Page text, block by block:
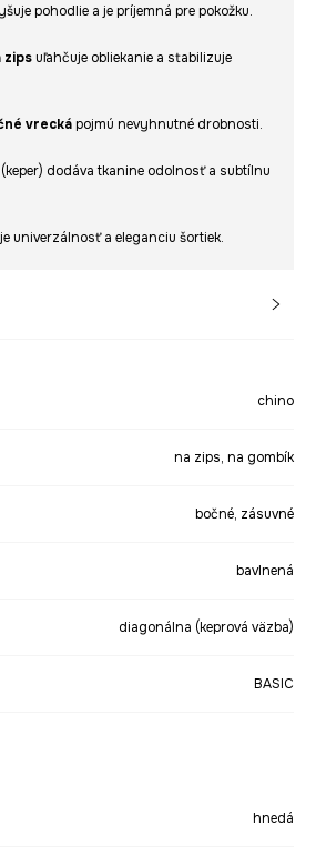
pohodlie a je príjemná pre pokožku.
zips uľahčuje obliekanie a stabilizuje
vrecká pojmú nevyhnutné drobnosti.
(keper) dodáva tkanine odolnosť a subtílnu
univerzálnosť a eleganciu šortiek.
chino
na zips, na gombík
bočné, zásuvné
bavlnená
diagonálna (keprová väzba)
BASIC
hnedá